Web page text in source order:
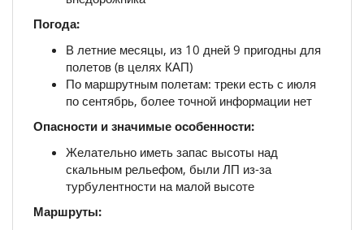
Погода:
В летние месяцы, из 10 дней 9 пригодны для
полетов (в целях КАП)
По маршрутным полетам: треки есть с июля
по сентябрь, более точной информации нет
Опасности и значимые особенности:
Желательно иметь запас высоты над
скальным рельефом, были ЛП из-за
турбулентности на малой высоте
Маршруты: